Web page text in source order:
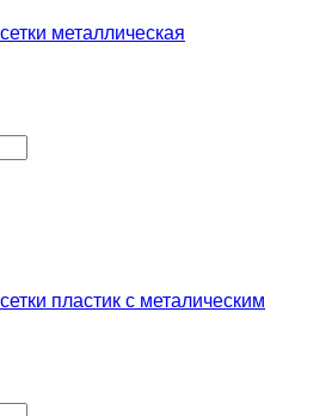
металлическая
пластик с металическим